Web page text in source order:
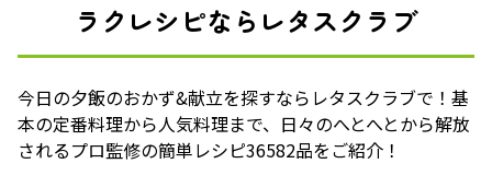
ラクレシピならレタスクラブ
今日の夕飯のおかず&献立を探すならレタスクラブで！基
本の定番料理から人気料理まで、日々のへとへとから解放
されるプロ監修の簡単レシピ36582品をご紹介！